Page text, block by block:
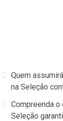
Quem
na Seleção
Compreenda o
Seleção